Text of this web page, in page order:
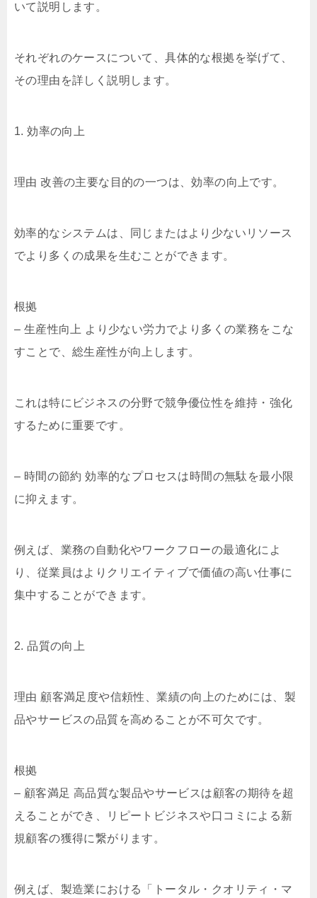
いて説明します。
それぞれのケースについて、具体的な根拠を挙げて、
その理由を詳しく説明します。
1. 効率の向上
理由 改善の主要な目的の一つは、効率の向上です。
効率的なシステムは、同じまたはより少ないリソース
でより多くの成果を生むことができます。
根拠
– 生産性向上 より少ない労力でより多くの業務をこな
すことで、総生産性が向上します。
これは特にビジネスの分野で競争優位性を維持・強化
するために重要です。
– 時間の節約 効率的なプロセスは時間の無駄を最小限
に抑えます。
例えば、業務の自動化やワークフローの最適化によ
り、従業員はよりクリエイティブで価値の高い仕事に
集中することができます。
2. 品質の向上
理由 顧客満足度や信頼性、業績の向上のためには、製
品やサービスの品質を高めることが不可欠です。
根拠
– 顧客満足 高品質な製品やサービスは顧客の期待を超
えることができ、リピートビジネスや口コミによる新
規顧客の獲得に繋がります。
例えば、製造業における「トータル・クオリティ・マ